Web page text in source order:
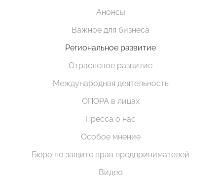
Анонсы
Важное для бизнеса
Региональное развитие
Отраслевое развитие
Международная деятельность
ОПОРА в лицах
Пресса о нас
Особое мнение
Бюро по защите прав предпринимателей
Видео